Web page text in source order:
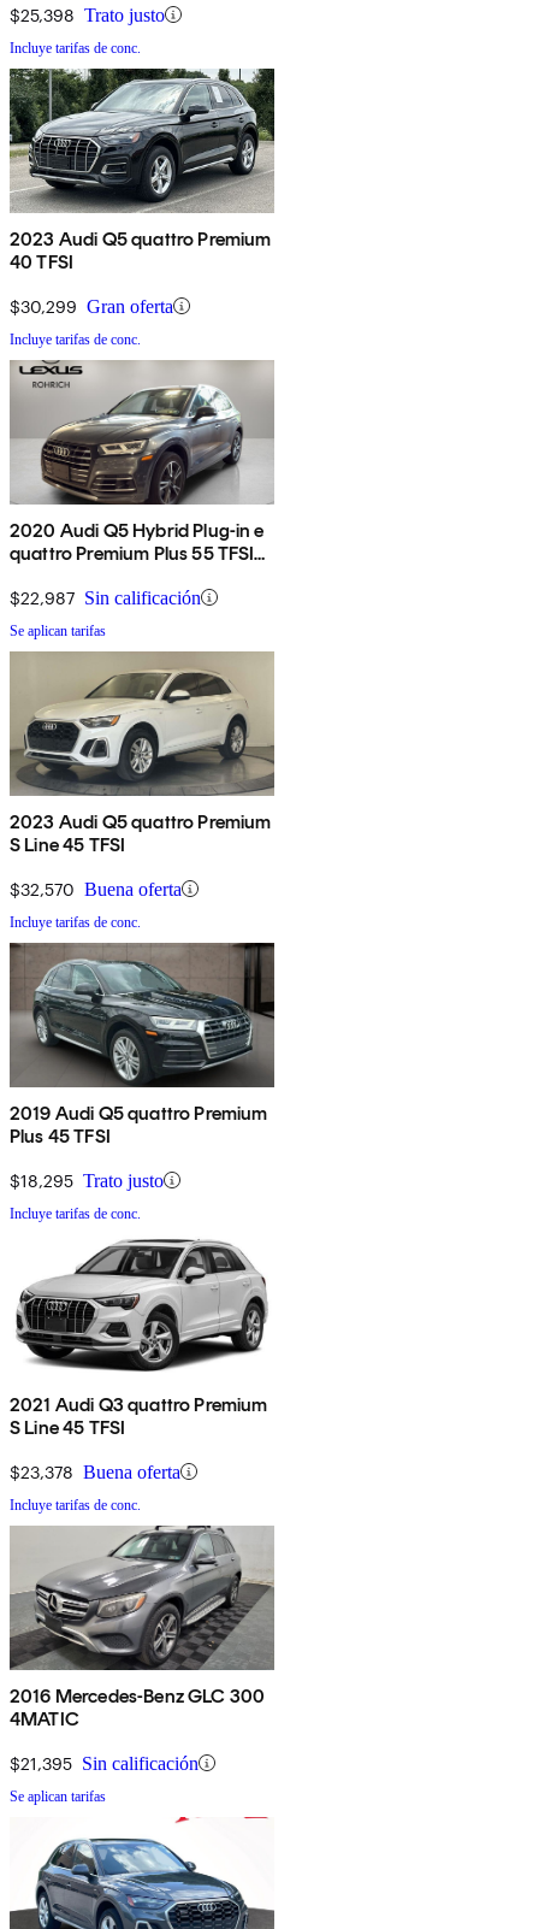
$25,398 Trato justo
Incluye tarifas de conc.
2023 Audi Q5 quattro Premium
40 TFSI
$30,299 Gran oferta
Incluye tarifas de conc.
2020 Audi Q5 Hybrid Plug-in e
quattro Premium Plus 55 TFSI
$22,987 Sin calificación
Se aplican tarifas
2023 Audi Q5 quattro Premium
S Line 45 TFSI
$32,570 Buena oferta
Incluye tarifas de conc.
2019 Audi Q5 quattro Premium
Plus 45 TFSI
$18,295 Trato justo
Incluye tarifas de conc.
2021 Audi Q3 quattro Premium
S Line 45 TFSI
$23,378 Buena oferta
Incluye tarifas de conc.
2016 Mercedes-Benz GLC 300
4MATIC
$21,395 Sin calificación
Se aplican tarifas